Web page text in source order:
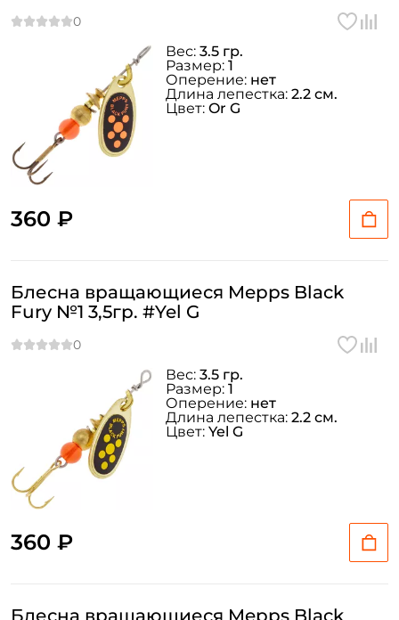
360 ₽
Вес: 3.5 гр.
Размер: 1
Оперение: нет
Длина лепестка: 2.2 см.
Цвет: Or G
Блесна вращающиеся Mepps Black
Fury №1 3,5гр. #Yel G
360 ₽
Вес: 3.5 гр.
Размер: 1
Оперение: нет
Длина лепестка: 2.2 см.
Цвет: Yel G
Блесна вращающиеся Mepps Black